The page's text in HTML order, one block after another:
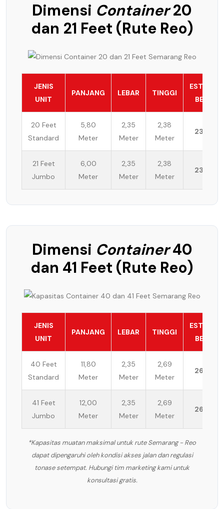
Dimensi Container20
dan 21 Feet (Rute Reo)
JENIS
UNIT
PANJANG LEBAR TINGGI
ESTIMASI
BEBAN
20 Feet
Standard
5,80
Meter
2,35
Meter
2,38
Meter
23 Ton
21 Feet
Jumbo
6,00
Meter
2,35
Meter
2,38
Meter
23 Ton
Dimensi Container40
dan 41 Feet (Rute Reo)
JENIS
UNIT
PANJANG LEBAR TINGGI
ESTIMASI
BEBAN
40 Feet
Standard
11,80
Meter
2,35
Meter
2,69
Meter
26 Ton
41 Feet
Jumbo
12,00
Meter
2,35
Meter
2,69
Meter
26 Ton
*Kapasitas muatan maksimal untuk rute Semarang - Reo
dapat dipengaruhi oleh kondisi akses jalan dan regulasi
tonase setempat. Hubungi tim marketing kami untuk
konsultasi gratis.